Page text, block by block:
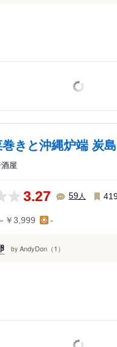
きと沖縄炉端 炭島
屋
3.27 59人
￥3,999 -
by AndyDon（1）